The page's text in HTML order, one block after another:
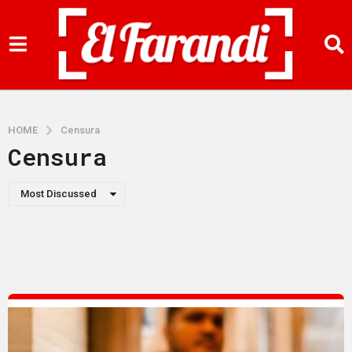
HOME Censura
Censura
Most Discussed